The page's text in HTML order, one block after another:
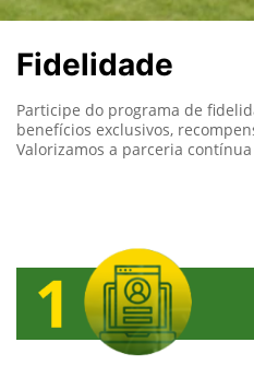
Fidelidade
Participe do programa de
benefícios exclusivos,
Valorizamos a parceria